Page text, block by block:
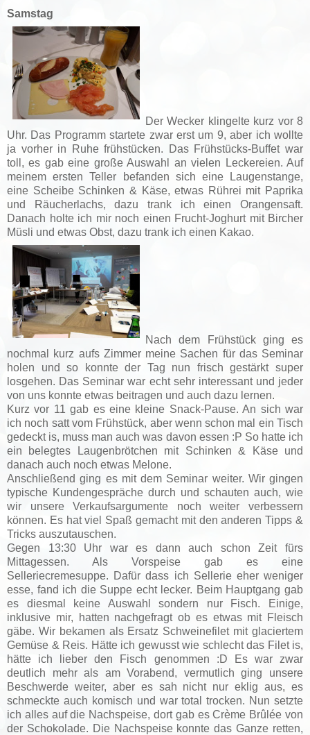
Samstag
Der Wecker klingelte kurz vor 8
Uhr. Das Programm startete zwar erst um 9, aber ich wollte
ja vorher in Ruhe frühstücken. Das Frühstücks-Buffet war
toll, es gab eine große Auswahl an vielen Leckereien. Auf
meinem ersten Teller befanden sich eine Laugenstange,
eine Scheibe Schinken & Käse, etwas Rührei mit Paprika
und Räucherlachs, dazu trank ich einen Orangensaft.
Danach holte ich mir noch einen Frucht-Joghurt mit Bircher
Müsli und etwas Obst, dazu trank ich einen Kakao.
Nach dem Frühstück ging es
nochmal kurz aufs Zimmer meine Sachen für das Seminar
holen und so konnte der Tag nun frisch gestärkt super
losgehen. Das Seminar war echt sehr interessant und jeder
von uns konnte etwas beitragen und auch dazu lernen.
Kurz vor 11 gab es eine kleine Snack-Pause. An sich war
ich noch satt vom Frühstück, aber wenn schon mal ein Tisch
gedeckt is, muss man auch was davon essen :P So hatte ich
ein belegtes Laugenbrötchen mit Schinken & Käse und
danach auch noch etwas Melone.
Anschließend ging es mit dem Seminar weiter. Wir gingen
typische Kundengespräche durch und schauten auch, wie
wir unsere Verkaufsargumente noch weiter verbessern
können. Es hat viel Spaß gemacht mit den anderen Tipps &
Tricks auszutauschen.
Gegen 13:30 Uhr war es dann auch schon Zeit fürs
Mittagessen. Als Vorspeise gab es eine
Selleriecremesuppe. Dafür dass ich Sellerie eher weniger
esse, fand ich die Suppe echt lecker. Beim Hauptgang gab
es diesmal keine Auswahl sondern nur Fisch. Einige,
inklusive mir, hatten nachgefragt ob es etwas mit Fleisch
gäbe. Wir bekamen als Ersatz Schweinefilet mit glaciertem
Gemüse & Reis. Hätte ich gewusst wie schlecht das Filet is,
hätte ich lieber den Fisch genommen :D Es war zwar
deutlich mehr als am Vorabend, vermutlich ging unsere
Beschwerde weiter, aber es sah nicht nur eklig aus, es
schmeckte auch komisch und war total trocken. Nun setzte
ich alles auf die Nachspeise, dort gab es Crème Brûlée von
der Schokolade. Die Nachspeise konnte das Ganze retten,